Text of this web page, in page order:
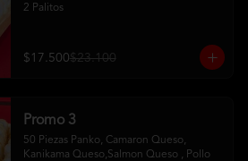
2 Palitos
$17.500$23.100
Promo 3
50 Piezas Panko, Camaron Queso,
Kanikama Queso,Salmon Queso , Pollo